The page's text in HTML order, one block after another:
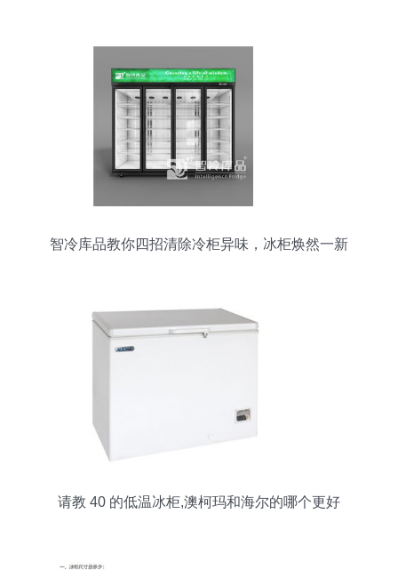
智冷库品教你四招清除冷柜异味，冰柜焕然一新
请教 40 的低温冰柜,澳柯玛和海尔的哪个更好